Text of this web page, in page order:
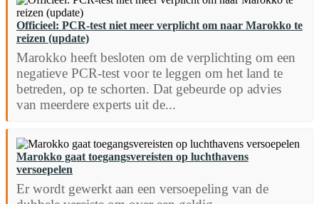
Officieel: PCR-test niet meer verplicht om naar Marokko te
reizen (update)
Marokko heeft besloten om de verplichting om een
negatieve PCR-test voor te leggen om het land te
betreden, op te schorten. Dat gebeurde op advies
van meerdere experts uit de...
Marokko gaat toegangsvereisten op luchthavens
versoepelen
Er wordt gewerkt aan een versoepeling van de